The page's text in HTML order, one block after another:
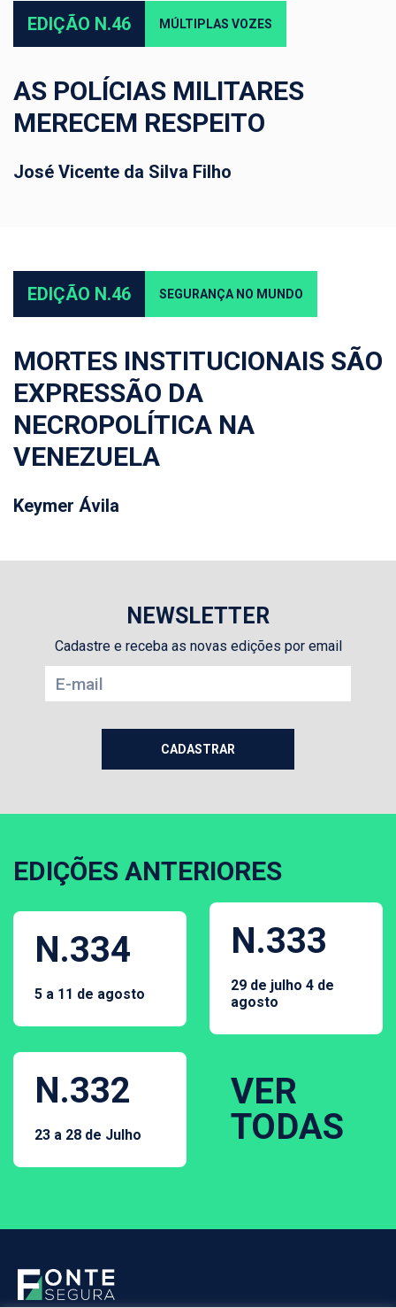
EDIÇÃO N.46 MÚLTIPLAS VOZES
AS POLÍCIAS MILITARES
MERECEM RESPEITO
José Vicente da Silva Filho
EDIÇÃO N.46 SEGURANÇA NO MUNDO
MORTES INSTITUCIONAIS SÃO
EXPRESSÃO DA
NECROPOLÍTICA NA
VENEZUELA
Keymer Ávila
NEWSLETTER
Cadastre e receba as novas edições por email
EDIÇÕES ANTERIORES
N.334
5 a 11 de agosto
N.333
29 de julho 4 de
agosto
N.332
23 a 28 de Julho
VER
TODAS